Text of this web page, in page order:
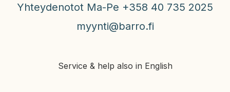
Yhteydenotot Ma-Pe +358 40 735 2025
myynti@barro.fi
Service & help also in English